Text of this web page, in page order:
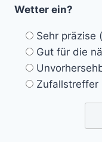
Wetter ein?
Sehr präzise
Gut für die
Zufallstreffer